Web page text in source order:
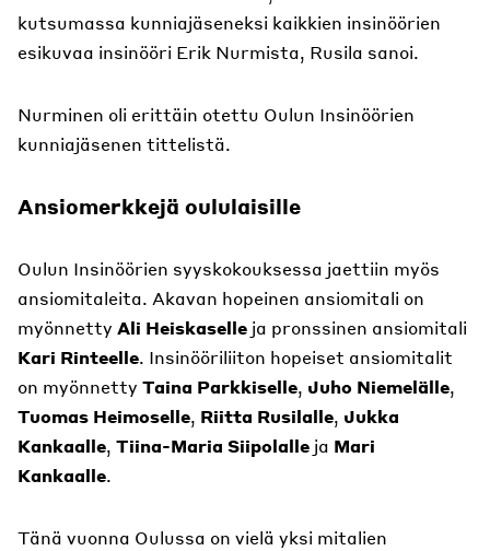
kutsumassa kunniajäseneksi kaikkien insinöörien
esikuvaa insinööri Erik Nurmista, Rusila sanoi.
Nurminen oli erittäin otettu Oulun Insinöörien
kunniajäsenen tittelistä.
Ansiomerkkejä oululaisille
Oulun Insinöörien syyskokouksessa jaettiin myös
ansiomitaleita. Akavan hopeinen ansiomitali on
myönnetty Ali Heiskaselle ja pronssinen ansiomitali
Kari Rinteelle. Insinööriliiton hopeiset ansiomitalit
on myönnetty Taina Parkkiselle, Juho Niemelälle,
Tuomas Heimoselle, Riitta Rusilalle, Jukka
Kankaalle, Tiina-Maria Siipolalle ja Mari
Kankaalle.
Tänä vuonna Oulussa on vielä yksi mitalien